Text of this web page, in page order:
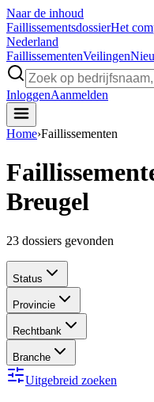
Naar de inhoud
FaillissementsdossierHet
Nederland
FaillissementenVeilingen
InloggenAanmelden
Home›Faillissementen
Breugel
23 dossiers gevonden
Status
Provincie
Rechtbank
Branche
Uitgebreid zoeken